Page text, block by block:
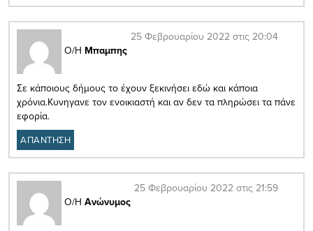
Ο/Η Μπαμπης
25 Φεβρουαρίου 2022 στις 20:04
Σε κάποιους δήμους το έχουν ξεκινήσει εδώ και κάποια
χρόνια.Κυνηγανε τον ενοικιαστή και αν δεν τα πληρώσει τα πάνε
εφορία.
ΑΠΑΝΤΗΣΗ
Ο/Η Ανώνυμος
25 Φεβρουαρίου 2022 στις 21:59